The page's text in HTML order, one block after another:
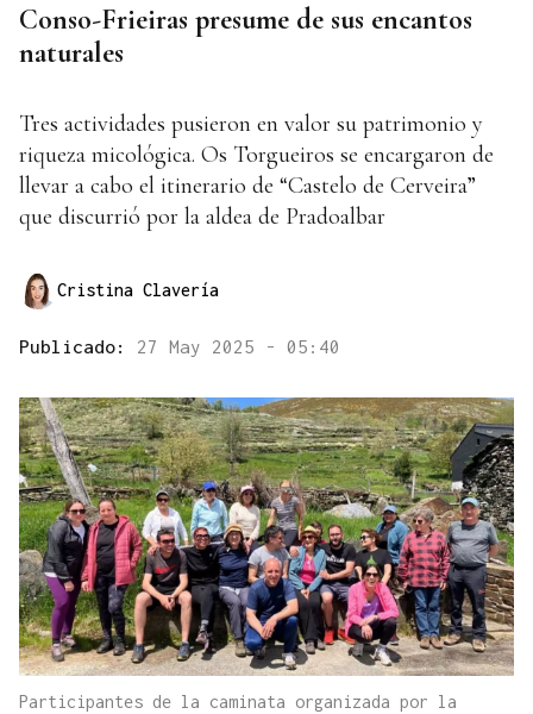
Conso-Frieiras presume de sus encantos
naturales
Tres actividades pusieron en valor su patrimonio y
riqueza micológica. Os Torgueiros se encargaron de
llevar a cabo el itinerario de “Castelo de Cerveira”
que discurrió por la aldea de Pradoalbar
Cristina Clavería
Publicado: 27 May 2025 - 05:40
Participantes de la caminata organizada por la